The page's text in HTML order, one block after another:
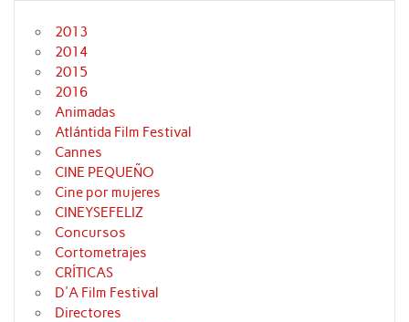
2013
2014
2015
2016
Animadas
Atlántida Film Festival
Cannes
CINE PEQUEÑO
Cine por mujeres
CINEYSEFELIZ
Concursos
Cortometrajes
CRÍTICAS
D'A Film Festival
Directores